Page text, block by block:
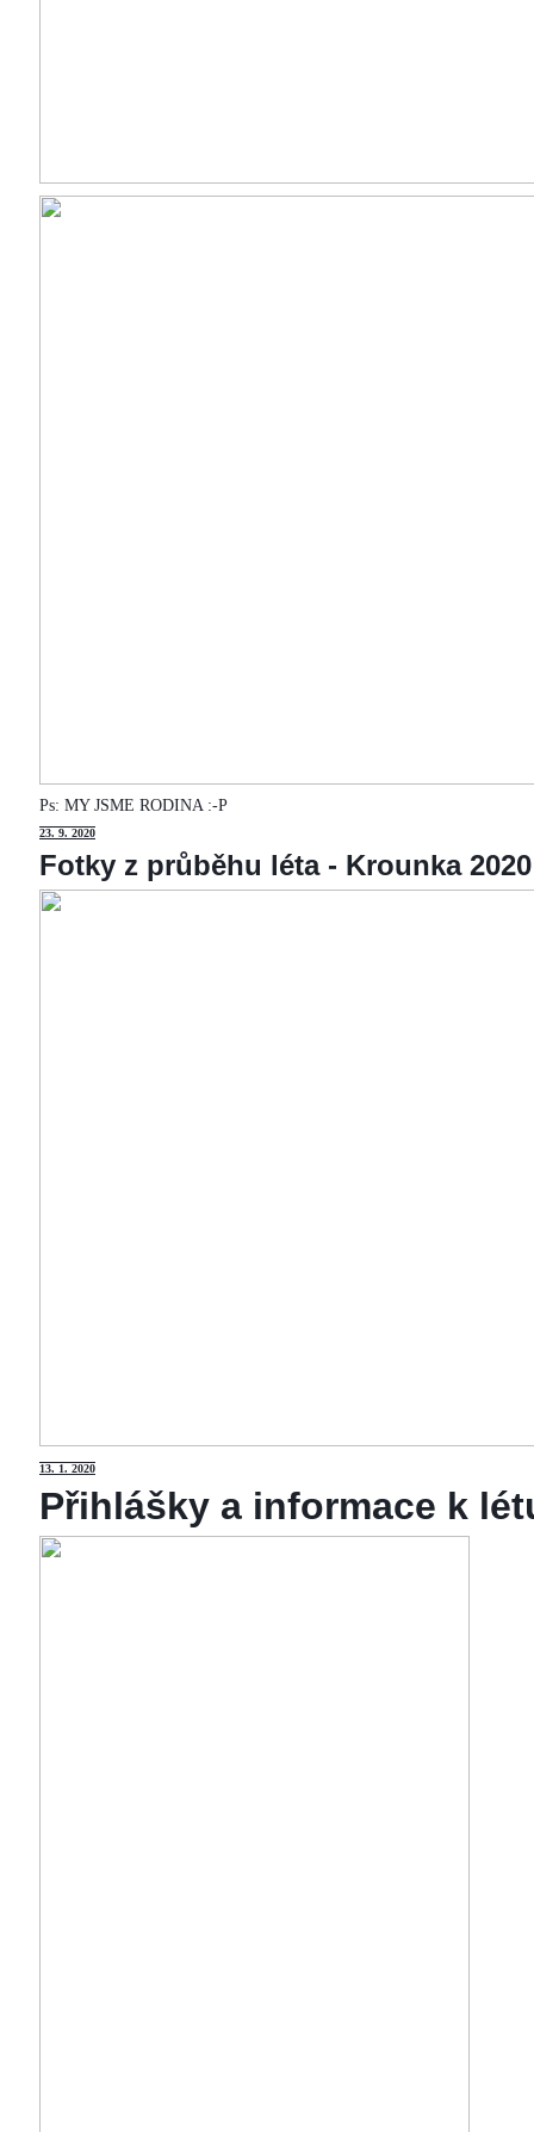
Ps: MY JSME RODINA :-P
23. 9. 2020
Fotky z průběhu léta - Krounka
13. 1. 2020
Přihlášky a informace k